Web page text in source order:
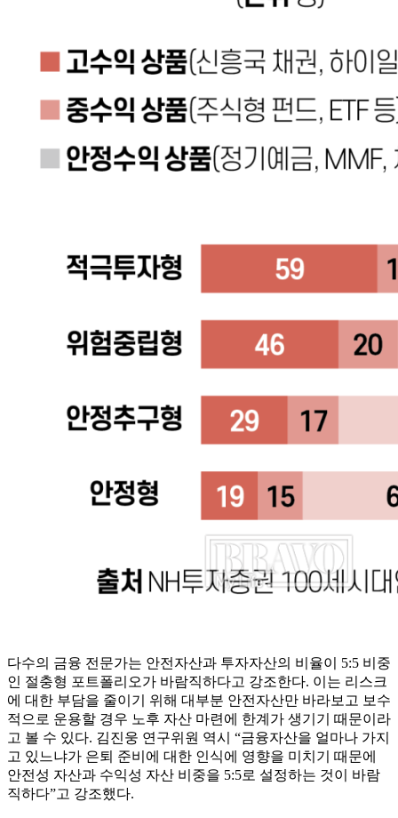
다수의 금융 전문가는 안전자산과 투자자산의 비율이 5:5 비중
인 절충형 포트폴리오가 바람직하다고 강조한다. 이는 리스크
에 대한 부담을 줄이기 위해 대부분 안전자산만 바라보고 보수
적으로 운용할 경우 노후 자산 마련에 한계가 생기기 때문이라
고 볼 수 있다. 김진웅 연구위원 역시 “금융자산을 얼마나 가지
고 있느냐가 은퇴 준비에 대한 인식에 영향을 미치기 때문에
안전성 자산과 수익성 자산 비중을 5:5로 설정하는 것이 바람
직하다”고 강조했다.